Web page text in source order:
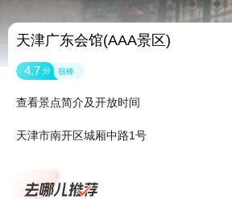
天津广东会馆(AAA景区)
4.7 分 很棒
查看景点简介及开放时间
天津市南开区城厢中路1号